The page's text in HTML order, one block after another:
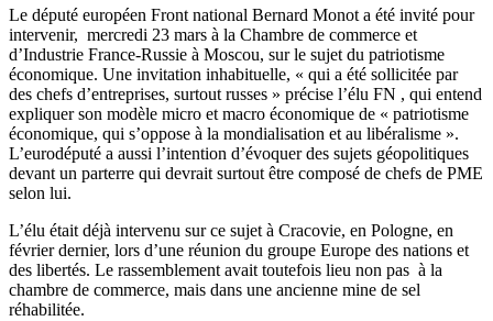
Le député européen Front national Bernard Monot a été invité pour
intervenir, mercredi 23 mars à la Chambre de commerce et
d’Industrie France-Russie à Moscou, sur le sujet du patriotisme
économique. Une invitation inhabituelle, « qui a été sollicitée par
des chefs d’entreprises, surtout russes » précise l’élu FN , qui entend
expliquer son modèle micro et macro économique de « patriotisme
économique, qui s’oppose à la mondialisation et au libéralisme ».
L’eurodéputé a aussi l’intention d’évoquer des sujets géopolitiques
devant un parterre qui devrait surtout être composé de chefs de PME
selon lui.
L’élu était déjà intervenu sur ce sujet à Cracovie, en Pologne, en
février dernier, lors d’une réunion du groupe Europe des nations et
des libertés. Le rassemblement avait toutefois lieu non pas à la
chambre de commerce, mais dans une ancienne mine de sel
réhabilitée.